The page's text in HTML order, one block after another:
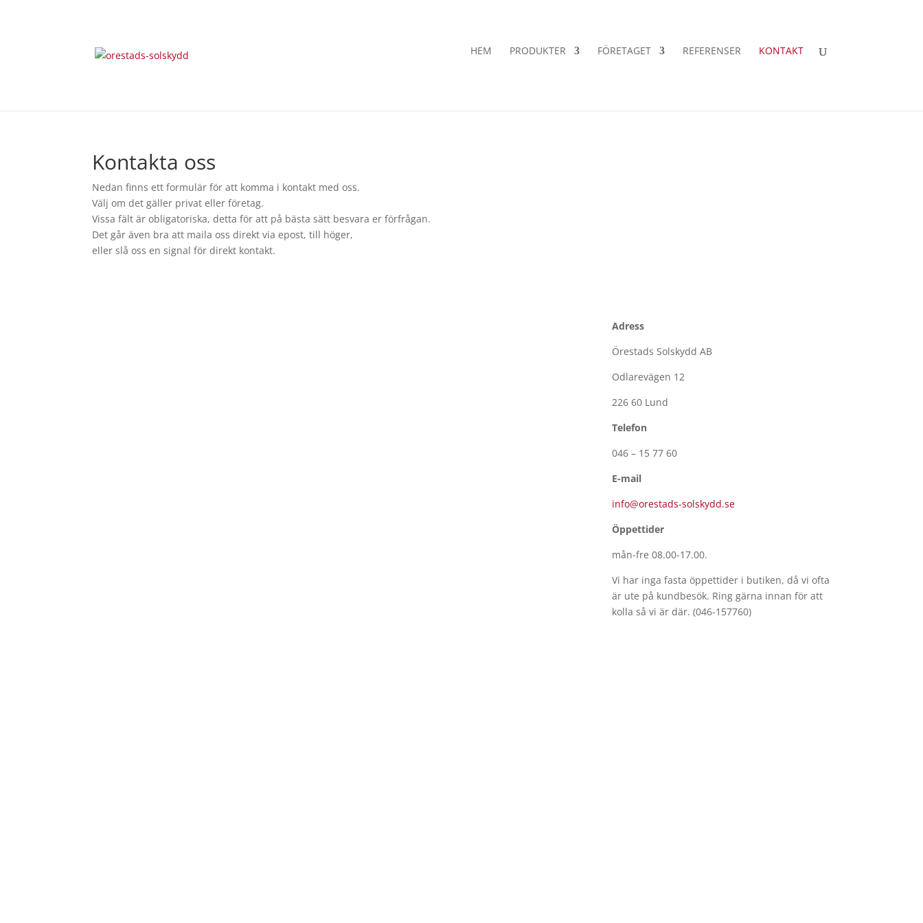
HEM PRODUKTER FÖRETAGET REFERENSER KONTAKT
Kontakta oss
Nedan finns ett formulär för att komma i kontakt med oss.
Välj om det gäller privat eller företag.
Vissa fält är obligatoriska, detta för att på bästa sätt besvara er förfrågan.
Det går även bra att maila oss direkt via epost, till höger,
eller slå oss en signal för direkt kontakt.
Adress
Örestads Solskydd AB
Odlarevägen 12
226 60 Lund
Telefon
046 – 15 77 60
E-mail
info@orestads-solskydd.se
Öppettider
mån-fre 08.00-17.00.
Vi har inga fasta öppettider i butiken, då vi ofta
är ute på kundbesök. Ring gärna innan för att
kolla så vi är där. (046-157760)